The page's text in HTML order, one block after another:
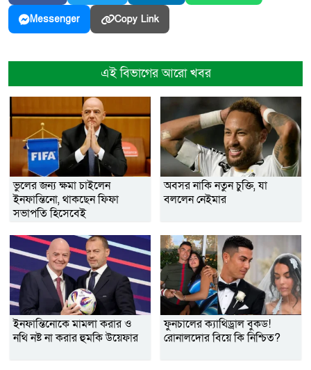
Messenger Copy Link
এই বিভাগের আরো খবর
ভুলের জন্য ক্ষমা চাইলেন
ইনফান্তিনো, থাকছেন ফিফা
সভাপতি হিসেবেই
অবসর নাকি নতুন চুক্তি, যা
বললেন নেইমার
ইনফান্তিনোকে মামলা করার ও
নথি নষ্ট না করার হুমকি উয়েফার
ফুনচালের ক্যাথিড্রাল বুকড!
রোনালদোর বিয়ে কি নিশ্চিত?